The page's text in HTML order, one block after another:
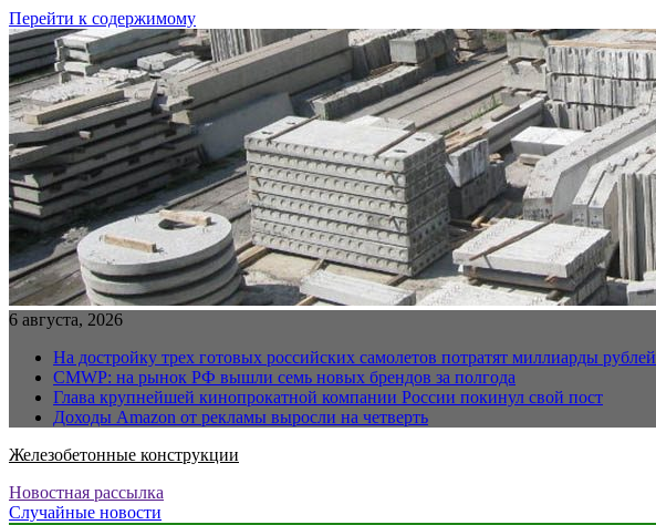
Перейти к содержимому
6 августа, 2026
На достройку трех готовых российских самолетов потратят миллиарды рублей
CMWP: на рынок РФ вышли семь новых брендов за полгода
Глава крупнейшей кинопрокатной компании России покинул свой пост
Доходы Amazon от рекламы выросли на четверть
Железобетонные конструкции
Новостная рассылка
Случайные новости